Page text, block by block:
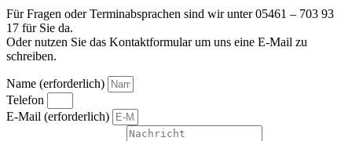
Für Fragen oder Terminabsprachen sind wir unter 05461 – 703 93
17 für Sie da.
Oder nutzen Sie das Kontaktformular um uns eine E-Mail zu
schreiben.
Name (erforderlich)
Telefon
E-Mail (erforderlich)